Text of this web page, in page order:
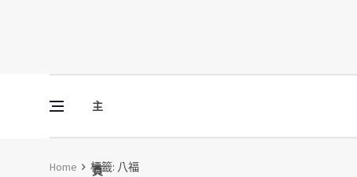
主
頁
Vine Media
葡萄樹傳媒
Home 標籤: 八福